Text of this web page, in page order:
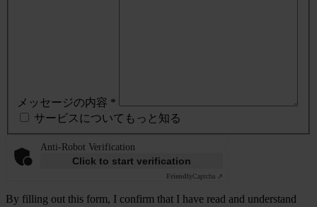
メッセージの内容 *
サービスについてもっと知る
Anti-Robot Verification
Click to start verification
FriendlyCaptcha ⇗
By filling out this form, I confirm that I have read and understand